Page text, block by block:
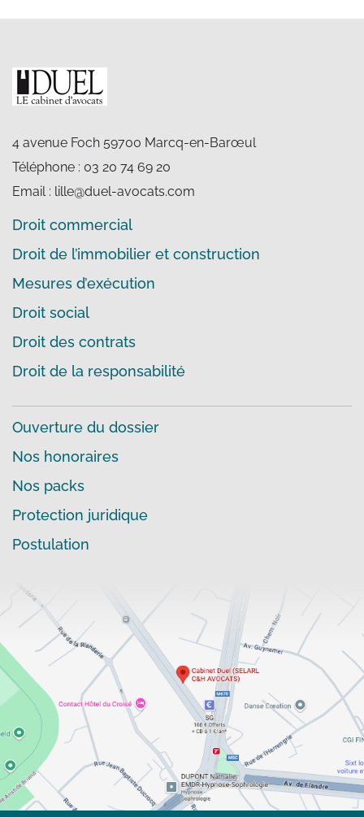
4 avenue Foch 59700 Marcq-en-Barœul
Téléphone : 03 20 74 69 20
Email : lille@duel-avocats.com
Droit commercial
Droit de l’immobilier et construction
Mesures d’exécution
Droit social
Droit des contrats
Droit de la responsabilité
Ouverture du dossier
Nos honoraires
Nos packs
Protection juridique
Postulation